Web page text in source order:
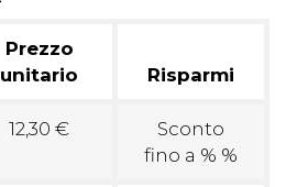
Prezzo
unitario
Risparmi
12,30 €
Sconto
fino a % %